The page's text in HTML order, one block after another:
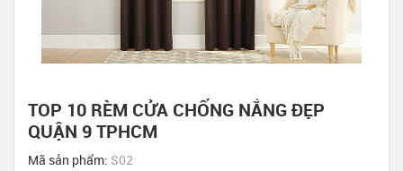
TOP 10 RÈM CỬA CHỐNG NẮNG ĐẸP
QUẬN 9 TPHCM
Mã sản phẩm: S02